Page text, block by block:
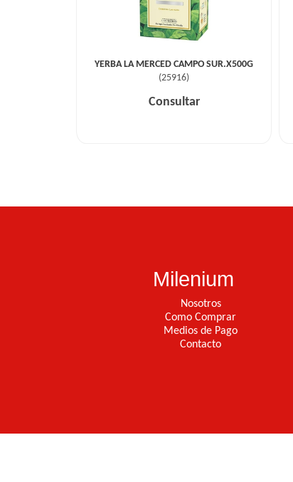
YERBA LA MERCED CAMPO SUR.X500G
(25916)
Consultar
Milenium
Nosotros
Como Comprar
Medios de Pago
Contacto